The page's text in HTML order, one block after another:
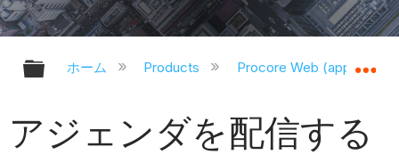
グローバル階層を展開/折りたたむ
ホーム Products Procore Web
アジェンダを配信する